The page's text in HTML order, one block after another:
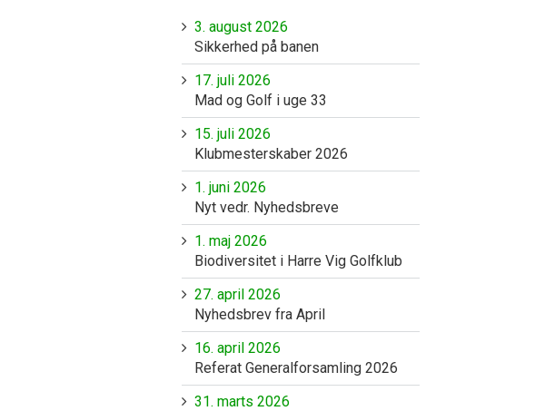
3. august 2026
Sikkerhed på banen
17. juli 2026
Mad og Golf i uge 33
15. juli 2026
Klubmesterskaber 2026
1. juni 2026
Nyt vedr. Nyhedsbreve
1. maj 2026
Biodiversitet i Harre Vig Golfklub
27. april 2026
Nyhedsbrev fra April
16. april 2026
Referat Generalforsamling 2026
31. marts 2026